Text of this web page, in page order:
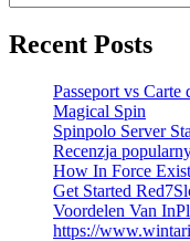
Recent Posts
Passeport vs
Magical Spin
Spinpolo Server
Recenzja
How In Force
Get Started
Voordelen Van
https://